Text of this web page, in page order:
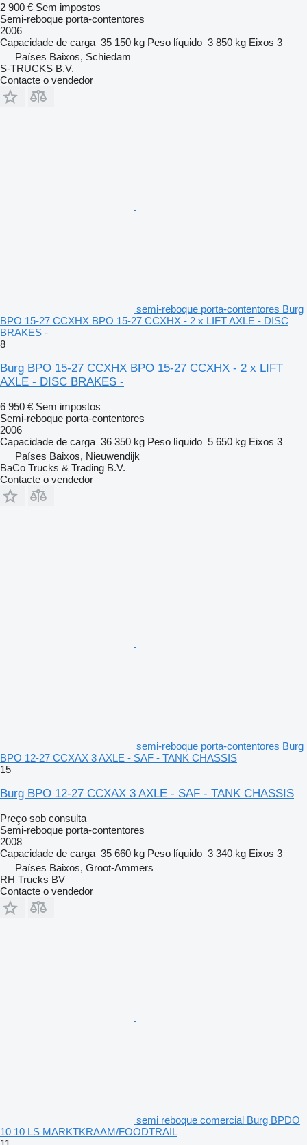
2 900 € Sem impostos
Semi-reboque porta-contentores
2006
Capacidade de carga 35 150 kg Peso líquido 3 850 kg Eixos 3
Países Baixos, Schiedam
S-TRUCKS B.V.
Contacte o vendedor
semi-reboque porta-contentores Burg
BPO 15-27 CCXHX BPO 15-27 CCXHX - 2 x LIFT AXLE - DISC
BRAKES -
8
Burg BPO 15-27 CCXHX BPO 15-27 CCXHX - 2 x LIFT
AXLE - DISC BRAKES -
6 950 € Sem impostos
Semi-reboque porta-contentores
2006
Capacidade de carga 36 350 kg Peso líquido 5 650 kg Eixos 3
Países Baixos, Nieuwendijk
BaCo Trucks & Trading B.V.
Contacte o vendedor
semi-reboque porta-contentores Burg
BPO 12-27 CCXAX 3 AXLE - SAF - TANK CHASSIS
15
Burg BPO 12-27 CCXAX 3 AXLE - SAF - TANK CHASSIS
Preço sob consulta
Semi-reboque porta-contentores
2008
Capacidade de carga 35 660 kg Peso líquido 3 340 kg Eixos 3
Países Baixos, Groot-Ammers
RH Trucks BV
Contacte o vendedor
semi reboque comercial Burg BPDO
10 10 LS MARKTKRAAM/FOODTRAIL